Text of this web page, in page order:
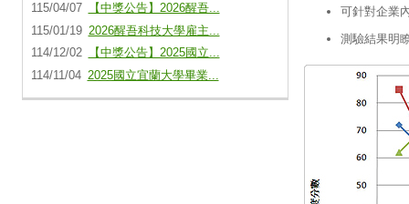
115/04/07
【中獎公告】2026醒吾...
115/01/19 2026醒吾科技大學雇主...
114/12/02
【中獎公告】2025國立...
114/11/04 2025國立宜蘭大學畢業...
可針對企業
測驗結果明